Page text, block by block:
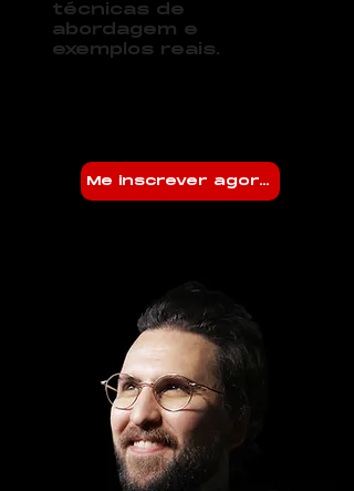
técnicas de
abordagem e
exemplos reais.
Me inscrever agora!